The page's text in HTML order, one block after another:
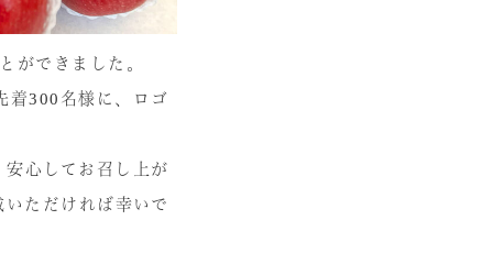
ができました。
着300名様に、ロゴ
心してお召し上が
ただければ幸いで